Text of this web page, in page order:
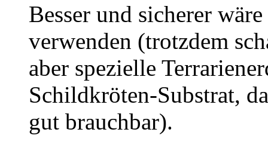
Besser und sicherer
verwenden (trotzdem
aber spezielle
Schildkröten-Substrat,
gut brauchbar).